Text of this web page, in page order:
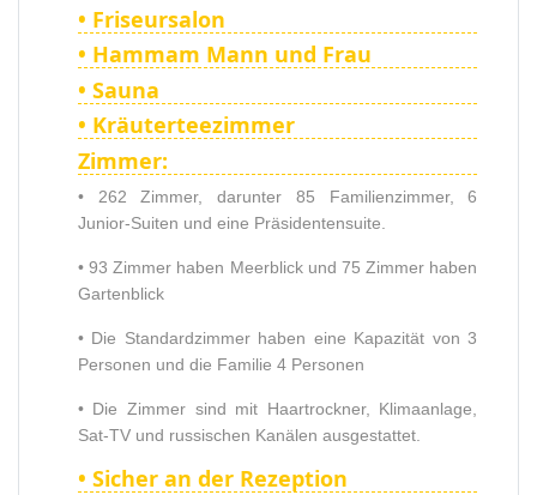
• Friseursalon
• Hammam Mann und Frau
• Sauna
• Kräuterteezimmer
Zimmer:
• 262 Zimmer, darunter 85 Familienzimmer, 6
Junior-Suiten und eine Präsidentensuite.
• 93 Zimmer haben Meerblick und 75 Zimmer haben
Gartenblick
• Die Standardzimmer haben eine Kapazität von 3
Personen und die Familie 4 Personen
• Die Zimmer sind mit Haartrockner, Klimaanlage,
Sat-TV und russischen Kanälen ausgestattet.
• Sicher an der Rezeption